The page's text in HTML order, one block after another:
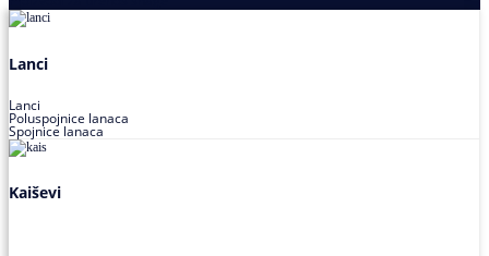
Lanci
Lanci
Poluspojnice lanaca
Spojnice lanaca
Kaiševi